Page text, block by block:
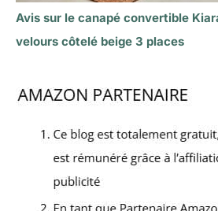
Avis sur le canapé convertible
velours côtelé beige 3 places